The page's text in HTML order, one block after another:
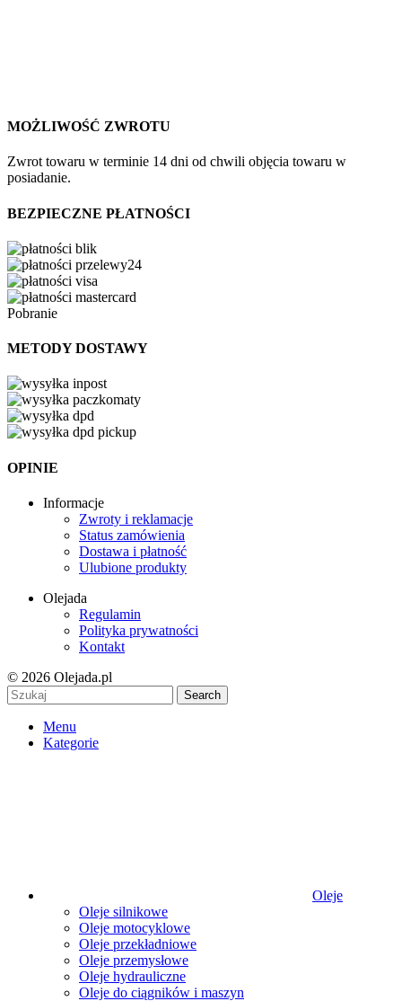
MOŻLIWOŚĆ ZWROTU
Zwrot towaru w terminie 14 dni od chwili objęcia towaru w
posiadanie.
BEZPIECZNE PŁATNOŚCI
Pobranie
METODY DOSTAWY
OPINIE
Informacje
Zwroty i reklamacje
Status zamówienia
Dostawa i płatność
Ulubione produkty
Olejada
Regulamin
Polityka prywatności
Kontakt
© 2026 Olejada.pl
Search
Menu
Kategorie
Oleje
Oleje silnikowe
Oleje motocyklowe
Oleje przekładniowe
Oleje przemysłowe
Oleje hydrauliczne
Oleje do ciągników i maszyn